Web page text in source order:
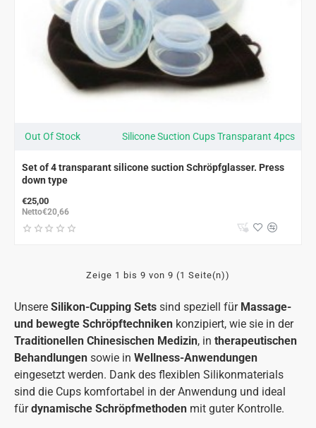
Unsere Silikon-Cupping Sets sind speziell für Massage-
und bewegte Schröpftechniken konzipiert, wie sie in der
Traditionellen Chinesischen Medizin, in therapeutischen
Behandlungen sowie in Wellness-Anwendungen
eingesetzt werden. Dank des flexiblen Silikonmaterials
sind die Cups komfortabel in der Anwendung und ideal
fürdynamische Schröpfmethoden mit guter Kontrolle.
Out Of Stock Silicone Suction Cups Transparant 4pcs
Set of 4 transparant silicone suction Schröpfglasser. Press
down type
€25,00
Netto€20,66
Zeige 1 bis 9 von 9 (1 Seite(n))